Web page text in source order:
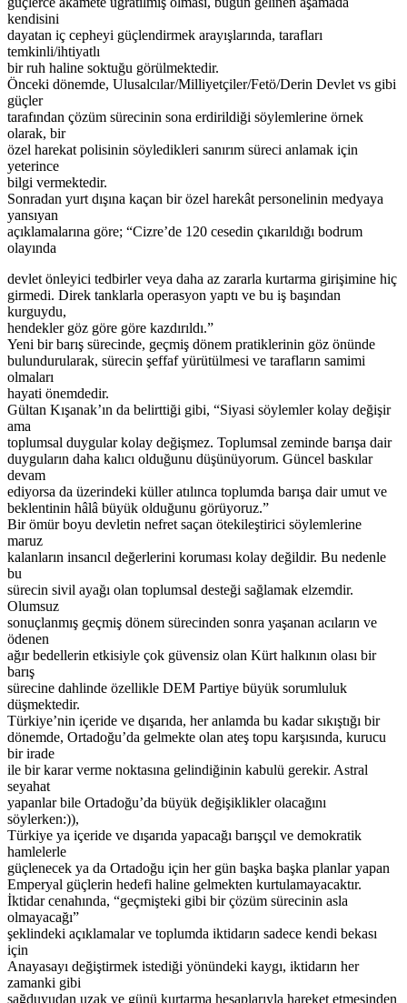
kendisini
dayatan iç cepheyi güçlendirmek arayışlarında, tarafları
temkinli/ihtiyatlı
bir ruh haline soktuğu görülmektedir.
Önceki dönemde, Ulusalcılar/Milliyetçiler/Fetö/Derin Devlet vs gibi
güçler
tarafından çözüm sürecinin sona erdirildiği söylemlerine örnek
olarak, bir
özel harekat polisinin söyledikleri sanırım süreci anlamak için
yeterince
bilgi vermektedir.
Sonradan yurt dışına kaçan bir özel harekât personelinin medyaya
yansıyan
açıklamalarına göre; “Cizre’de 120 cesedin çıkarıldığı bodrum
olayında
devlet önleyici tedbirler veya daha az zararla kurtarma girişimine hiç
girmedi. Direk tanklarla operasyon yaptı ve bu iş başından
kurguydu,
hendekler göz göre göre kazdırıldı.”
Yeni bir barış sürecinde, geçmiş dönem pratiklerinin göz önünde
bulundurularak, sürecin şeffaf yürütülmesi ve tarafların samimi
olmaları
hayati önemdedir.
Gültan Kışanak’ın da belirttiği gibi, “Siyasi söylemler kolay değişir
ama
toplumsal duygular kolay değişmez. Toplumsal zeminde barışa dair
duyguların daha kalıcı olduğunu düşünüyorum. Güncel baskılar
devam
ediyorsa da üzerindeki küller atılınca toplumda barışa dair umut ve
beklentinin hâlâ büyük olduğunu görüyoruz.”
Bir ömür boyu devletin nefret saçan ötekileştirici söylemlerine
maruz
kalanların insancıl değerlerini koruması kolay değildir. Bu nedenle
bu
sürecin sivil ayağı olan toplumsal desteği sağlamak elzemdir.
Olumsuz
sonuçlanmış geçmiş dönem sürecinden sonra yaşanan acıların ve
ödenen
ağır bedellerin etkisiyle çok güvensiz olan Kürt halkının olası bir
barış
sürecine dahlinde özellikle DEM Partiye büyük sorumluluk
düşmektedir.
Türkiye’nin içeride ve dışarıda, her anlamda bu kadar sıkıştığı bir
dönemde, Ortadoğu’da gelmekte olan ateş topu karşısında, kurucu
bir irade
ile bir karar verme noktasına gelindiğinin kabulü gerekir. Astral
seyahat
yapanlar bile Ortadoğu’da büyük değişiklikler olacağını
söylerken:)),
Türkiye ya içeride ve dışarıda yapacağı barışçıl ve demokratik
hamlelerle
güçlenecek ya da Ortadoğu için her gün başka başka planlar yapan
Emperyal güçlerin hedefi haline gelmekten kurtulamayacaktır.
İktidar cenahında, “geçmişteki gibi bir çözüm sürecinin asla
olmayacağı”
şeklindeki açıklamalar ve toplumda iktidarın sadece kendi bekası
için
Anayasayı değiştirmek istediği yönündeki kaygı, iktidarın her
zamanki gibi
sağduyudan uzak ve günü kurtarma hesaplarıyla hareket etmesinden